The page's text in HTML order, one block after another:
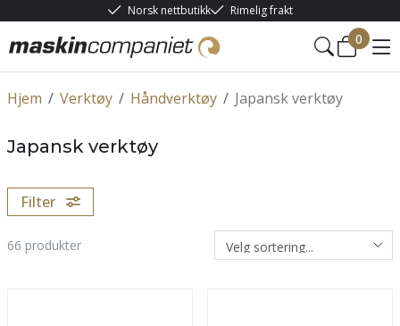
Norsk nettbutikk Rimelig frakt
0
/
Hjem /
Verktøy /
Håndverktøy Japansk verktøy
Japansk verktøy
Filter
66 produkter